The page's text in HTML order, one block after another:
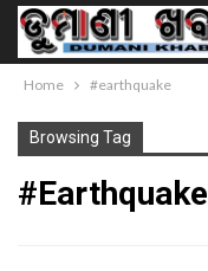
Home #earthquake
Browsing Tag
#earthquake